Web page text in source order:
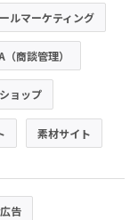
ルマーケティング
（商談管理）
ョップ
素材サイト
告